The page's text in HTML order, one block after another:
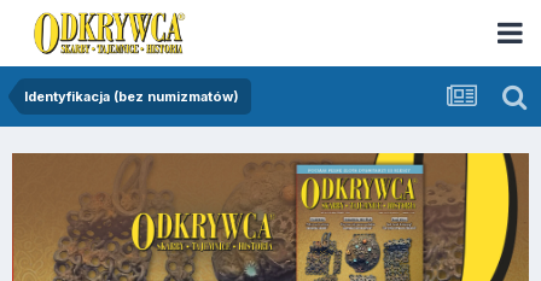
Identyfikacja (bez numizmatów)